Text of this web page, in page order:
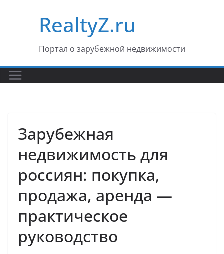
содержимомуRealtyZ.ru
Портал о зарубежной недвижимости
Зарубежная
недвижимость для
россиян: покупка,
продажа, аренда —
практическое
руководство